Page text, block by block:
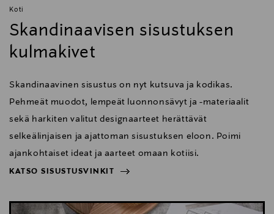
Koti
Skandinaavisen sisustuksen
kulmakivet
Skandinaavinen sisustus on nyt kutsuva ja kodikas.
Pehmeät muodot, lempeät luonnonsävyt ja -materiaalit
sekä harkiten valitut designaarteet herättävät
selkeälinjaisen ja ajattoman sisustuksen eloon. Poimi
ajankohtaiset ideat ja aarteet omaan kotiisi.
KATSO SISUSTUSVINKIT
KATSO SISUSTUSVINKIT